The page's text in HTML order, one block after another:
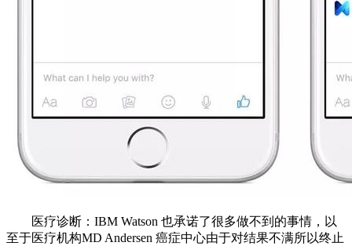
医疗诊断：IBM Watson 也承诺了很多做不到的事情，以
至于医疗机构MD Andersen 癌症中心由于对结果不满所以终止